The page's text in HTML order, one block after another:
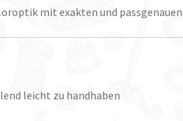
mit exakten und passgenauen
leicht zu handhaben